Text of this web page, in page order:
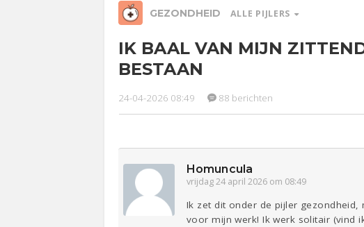
GEZONDHEID ALLE PIJLERS
Entertainment Lijf & Lijn Kinderen
IK BAAL VAN MIJN
BESTAAN
24-04-2026 08:49 88 berichten
Homuncula
vrijdag 24 april 2026 om 08:49
Ik zet dit onder de pijler
voor mijn werk! Ik werk solitair (vind